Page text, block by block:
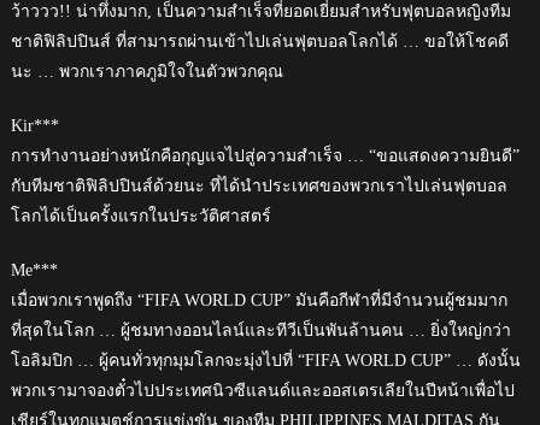
ว้าววว!! น่าทึ่งมาก, เป็นความสำเร็จที่ยอดเยี่ยมสำหรับฟุตบอลหญิงทีม
ชาติฟิลิปปินส์ ที่สามารถผ่านเข้าไปเล่นฟุตบอลโลกได้ … ขอให้โชคดี
นะ … พวกเราภาคภูมิใจในตัวพวกคุณ
Kir***
การทำงานอย่างหนักคือกุญแจไปสู่ความสำเร็จ … “ขอแสดงความยินดี”
กับทีมชาติฟิลิปปินส์ด้วยนะ ที่ได้นำประเทศของพวกเราไปเล่นฟุตบอล
โลกได้เป็นครั้งแรกในประวัติศาสตร์
Me***
เมื่อพวกเราพูดถึง “FIFA WORLD CUP” มันคือกีฬาที่มีจำนวนผู้ชมมาก
ที่สุดในโลก … ผู้ชมทางออนไลน์และทีวีเป็นพันล้านคน … ยิ่งใหญ่กว่า
โอลิมปิก … ผู้คนทั่วทุกมุมโลกจะมุ่งไปที่ “FIFA WORLD CUP” … ดังนั้น
พวกเรามาจองตั๋วไปประเทศนิวซีแลนด์และออสเตรเลียในปีหน้าเพื่อไป
เชียร์ในทุกแมตช์การแข่งขัน ของทีม PHILIPPINES MALDITAS กัน